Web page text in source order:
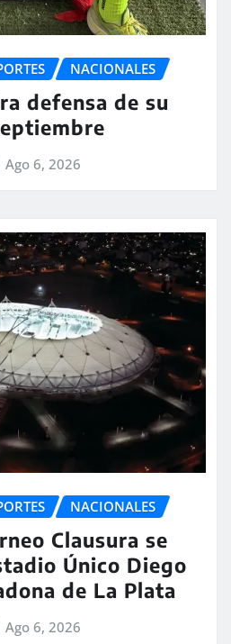
NACIONALES
defensa de su
Ago 6, 2026
NACIONALES
Clausura se
Único Diego
de La Plata
Ago 6, 2026